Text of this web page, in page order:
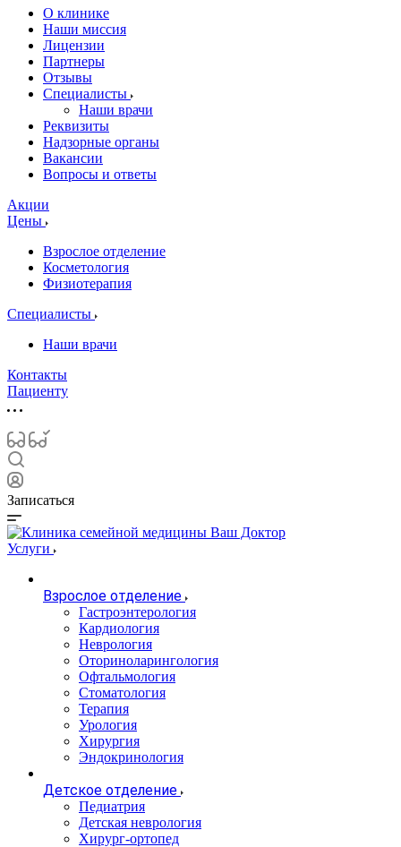
О клинике
Наши миссия
Лицензии
Партнеры
Отзывы
Специалисты
Наши врачи
Реквизиты
Надзорные органы
Вакансии
Вопросы и ответы
Акции
Цены
Взрослое отделение
Косметология
Физиотерапия
Специалисты
Наши врачи
Контакты
Пациенту
Записаться
Услуги
Взрослое отделение
Гастроэнтерология
Кардиология
Неврология
Оториноларингология
Офтальмология
Стоматология
Терапия
Урология
Хирургия
Эндокринология
Детское отделение
Педиатрия
Детская неврология
Хирург-ортопед